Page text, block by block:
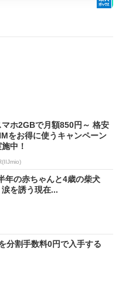
マホ2GBで月額850円～ 格安
をお得に使うキャンペーン
中！
年の赤ちゃんと4歳の柴犬
を誘う現在...
分割手数料0円で入手する